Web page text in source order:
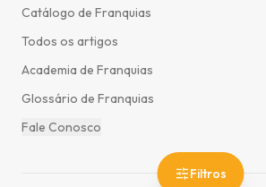
Filtros
Catálogo de Franquias
Todos os artigos
Academia de Franquias
Glossário de Franquias
Fale Conosco